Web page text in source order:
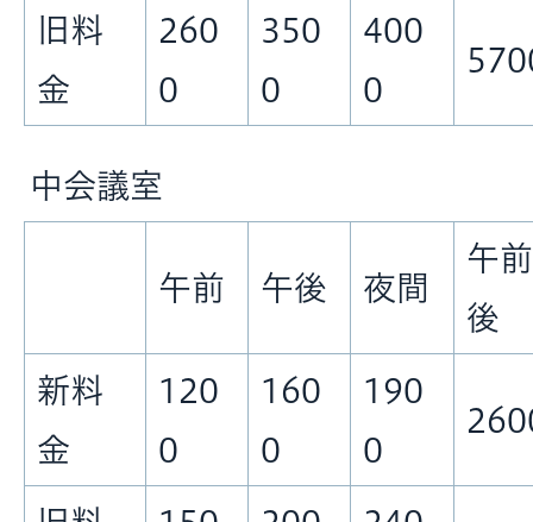
旧料
金
260
0
350
0
400
0
中会議室
午前 午後 夜間
午
後
新料
金
120
0
160
0
190
0